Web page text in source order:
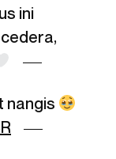
ini
nangis